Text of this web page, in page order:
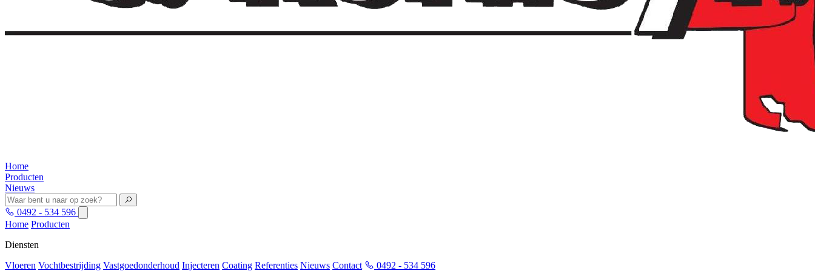
Home
Producten
Nieuws
0492 - 534 596
Home Producten
Diensten
Vloeren Vochtbestrijding Vastgoedonderhoud Injecteren Coating Referenties Nieuws Contact 0492 - 534 596